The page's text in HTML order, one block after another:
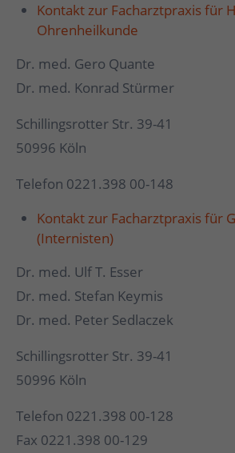
Kontakt zur Facharztpraxis für
Ohrenheilkunde
Dr. med. Gero Quante
Dr. med. Konrad Stürmer
Schillingsrotter Str. 39-41
50996 Köln
Telefon 0221.398 00-148
Kontakt zur Facharztpraxis für
(Internisten)
Dr. med. Ulf T. Esser
Dr. med. Stefan Keymis
Dr. med. Peter Sedlaczek
Schillingsrotter Str. 39-41
50996 Köln
Telefon 0221.398 00-128
Fax 0221.398 00-129